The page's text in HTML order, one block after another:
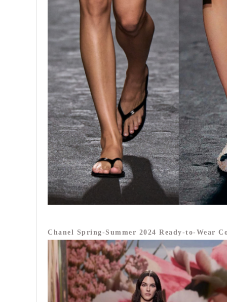
Chanel Spring-Summer 2024 Ready-to-Wear